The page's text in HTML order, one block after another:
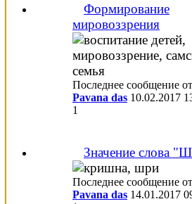
Формирование
мировоззрения
Последнее сообщение от
Pavana das 10.02.2017
1
Значение слова
Последнее сообщение от
Pavana das 14.01.2017